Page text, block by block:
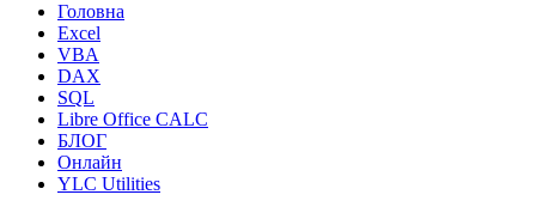
Головна
Excel
VBA
DAX
SQL
Libre Office CALC
БЛОГ
Онлайн
YLC Utilities